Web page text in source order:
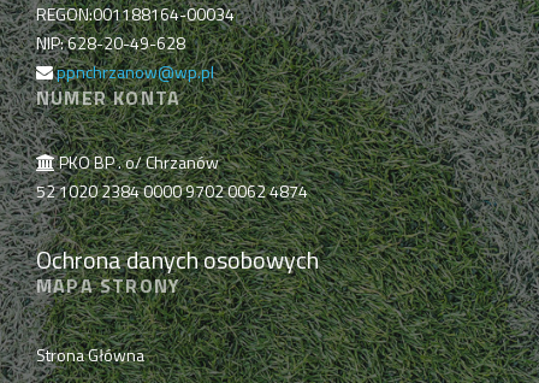
REGON:001188164-00034
NIP: 628-20-49-628
ppnchrzanow@wp.pl
NUMER KONTA
PKO BP . o/ Chrzanów
52 1020 2384 0000 9702 0062 4874
Ochrona danych osobowych
MAPA STRONY
Strona Główna